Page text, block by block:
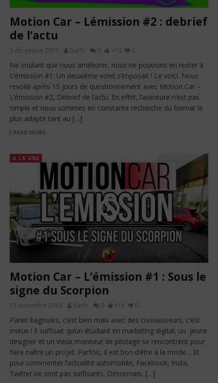
Motion Car – Lémission #2 : debrief
de l’actu
2 décembre 2019 Garfz 0 +10 0
Ne voulant que nous améliorer, nous ne pouvions en rester à
L’émission #1. Un deuxième volet s’imposait ! Le voici. Nous
revoilà après 15 jours de questionnement avec Motion Car –
L’émission #2, Debrief de l’actu. En effet, l’aventure n’est pas
simple et nous sommes en constante recherche du format le
plus adapté tant au […]
READ MORE
A LA UNE
Motion Car – L’émission #1 : Sous le
signe du Scorpion
12 novembre 2019 Garfz 0 +15 0
Parler bagnoles, c’est bien mais avec des connaisseurs, c’est
mieux ! Il suffisait qu’un étudiant en marketing digital, un jeune
designer et un vieux moniteur de pilotage se rencontrent pour
faire naître un projet. Parfois, il est bon d’être à la mode… Et
pour commenter l’actualité automobile, Facebook, Insta,
Twitter ne sont pas suffisants. Désormais, […]